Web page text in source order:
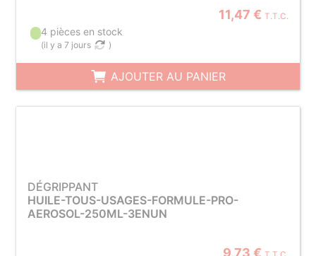
11,47 € T.T.C.
4 pièces en stock
(il y a 7 jours )
AJOUTER AU PANIER
DÉGRIPPANT
HUILE-TOUS-USAGES-FORMULE-PRO-
AEROSOL-250ML-3ENUN
9,73 €